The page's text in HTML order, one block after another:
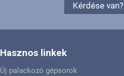
Kérdése van?
Hasznos linkek
Új palackozó gépsorok